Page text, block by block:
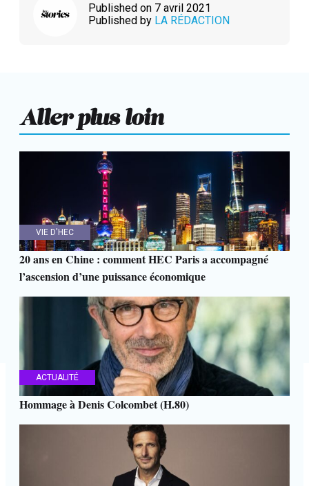
Published on 7 avril 2021
Published by LA RÉDACTION
Aller plus loin
VIE D'HEC
20 ans en Chine : comment HEC Paris a accompagné
l’ascension d’une puissance économique
ACTUALITÉ
Hommage à Denis Colcombet (H.80)